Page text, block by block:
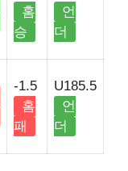
홈
승
언
더
-1.5
홈
패
U185.5
언
더